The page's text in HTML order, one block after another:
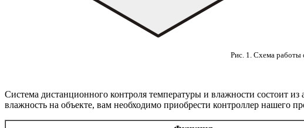
Рис. 1. Схема работы
Система дистанционного контроля температуры и влажности состоит
влажность на объекте, вам необходимо приобрести контроллер